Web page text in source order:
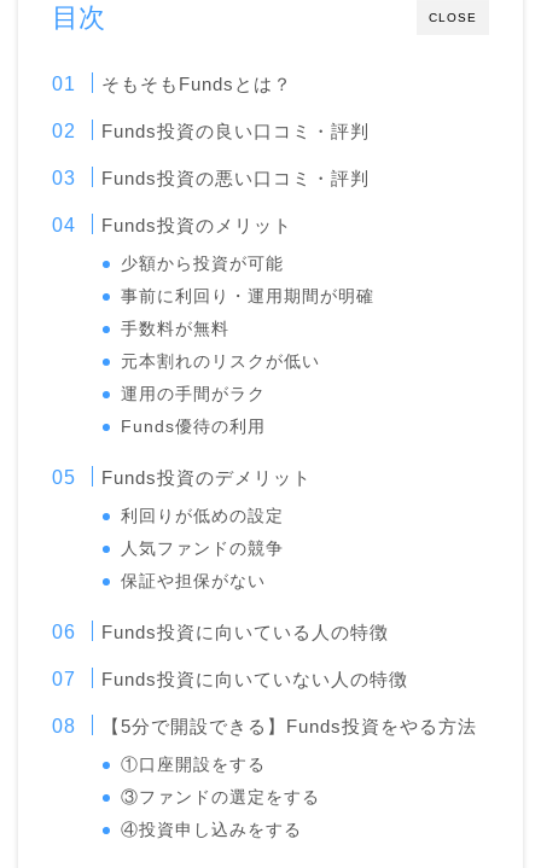
CLOSE
目次
そもそもFundsとは？
Funds投資の良い口コミ・評判
Funds投資の悪い口コミ・評判
Funds投資のメリット
少額から投資が可能
事前に利回り・運用期間が明確
手数料が無料
元本割れのリスクが低い
運用の手間がラク
Funds優待の利用
Funds投資のデメリット
利回りが低めの設定
人気ファンドの競争
保証や担保がない
Funds投資に向いている人の特徴
Funds投資に向いていない人の特徴
【5分で開設できる】Funds投資をやる方法
①口座開設をする
③ファンドの選定をする
④投資申し込みをする